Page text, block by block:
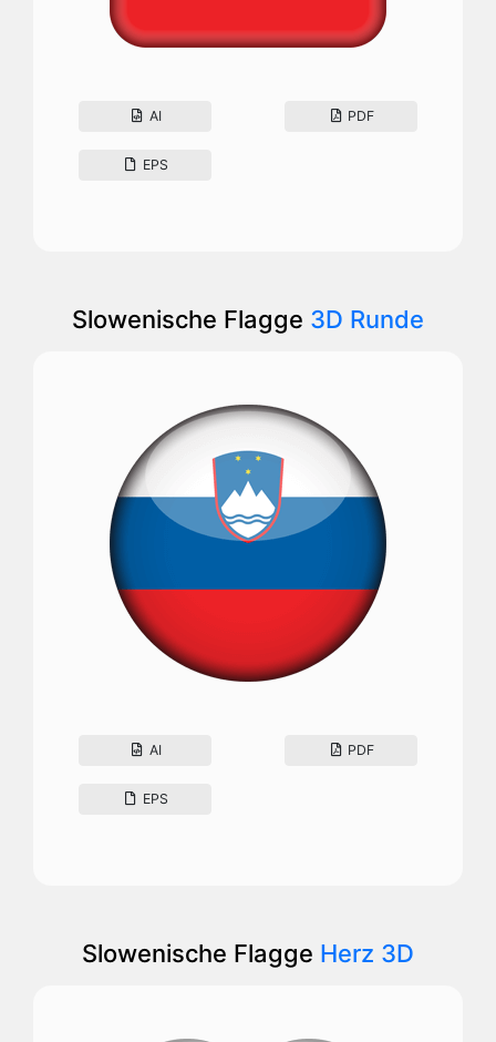
AI PDF
EPS
Slowenische Flagge 3D Runde
AI PDF
EPS
Slowenische Flagge Herz 3D